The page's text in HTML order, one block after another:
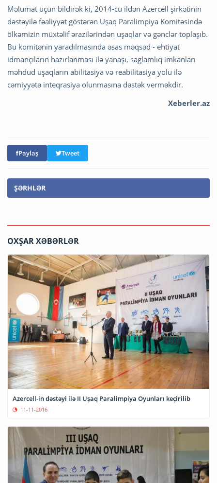
Məlumat üçün bildirək ki, 2014-cü ildən Azercell şirkətinin
dəstəyilə fəaliyyət göstərən Uşaq Paralimpiya Komitəsində
ölkəmizin müxtəlif ərazilərindən uşaqlar və gənclər toplaşıb.
Bu komitənin yaradılmasında əsas məqsəd - ehtiyat
idmançıların hazırlanması ilə yanaşı, saglamlıq imkanları
məhdud uşaqların abilitasiya və reabilitasiya yolu ilə
cəmiyyətə inteqrasiya olunmasına dəstək verməkdir.
Xeberler.az
Paylaş Tweet
ŞƏRHLƏR
OXŞAR XƏBƏRLƏR
Azercell-in dəstəyi ilə II Uşaq Paralimpiya Oyunları keçirilib
11-11-2016